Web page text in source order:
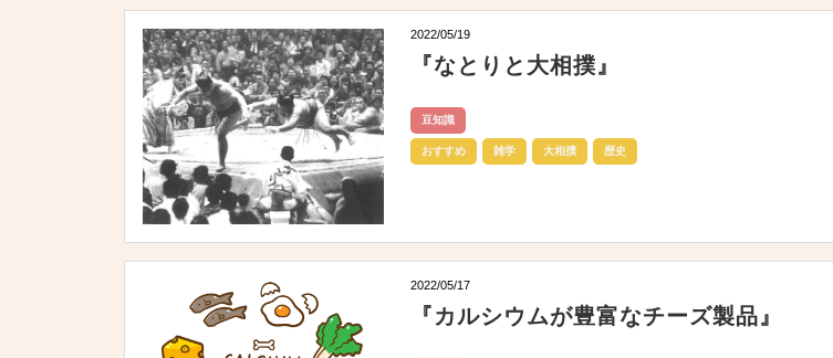
2022/05/19
『なとりと大相撲』
豆知識
おすすめ 雑学 大相撲 歴史
2022/05/17
『カルシウムが豊富なチーズ製品』